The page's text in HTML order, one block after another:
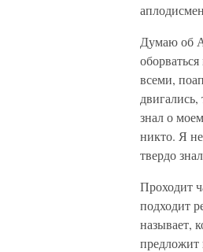
Думаю об
всеми,
знал о
никто. Я
твердо
Проходит
подходит
называет,
предложит